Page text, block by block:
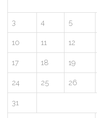
3 4 5
10 11 12
17 18 19
24 25 26
31